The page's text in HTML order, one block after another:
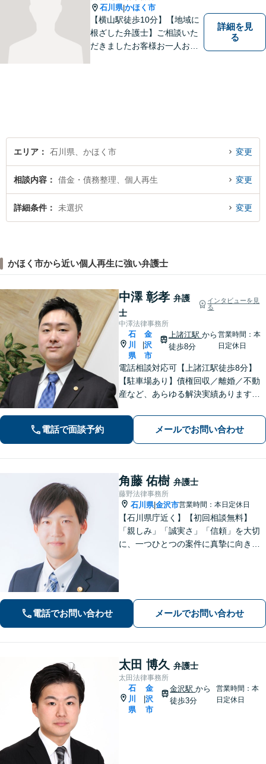
石川県|かほく市
【横山駅徒歩10分】【地域に
根ざした弁護士】ご相談いた
だきましたお客様お一人お一
詳細を見
る
エリア 石川県、かほく市 変更
相談内容 借金・債務整理、個人再生 変更
詳細条件 未選択 変更
かほく市から近い個人再生に強い弁護士
中澤 彰孝 弁護
士
インタビューを見
る
中澤法律事務所
石
川
県
|
金
沢
市
上諸江駅 から
徒歩8分
営業時間：本
日定休日
電話相談対応可【上諸江駅徒歩8分】
【駐車場あり】債権回収／離婚／不動
産など、あらゆる解決実績あります！
案します。個人事務所で手厚い対応◎
【完全個室】お困りの際はお早めにご
相談ください！
電話で面談予約 メールでお問い合わせ
角藤 佑樹 弁護士
藤野法律事務所
石川県|金沢市営業時間：本日定休日
【石川県庁近く】【初回相談無料】
「親しみ」「誠実さ」「信頼」を大切
に、一つひとつの案件に真摯に向き合
電話でお問い合わせ メールでお問い合わせ
太田 博久 弁護士
太田法律事務所
石
川
県
金
沢
市
金沢駅から
徒歩3分
営業時間：本
日定休日